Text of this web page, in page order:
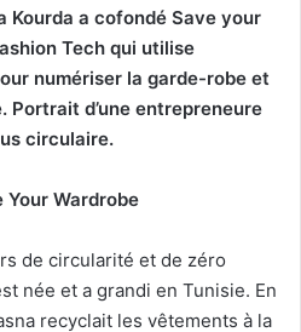
Kourda a cofondé Save your
Tech qui utilise
numériser la garde-robe et
Portrait d’une entrepreneure
circulaire.
Your Wardrobe
de circularité et de zéro
née et a grandi en Tunisie. En
recyclait les vêtements à la